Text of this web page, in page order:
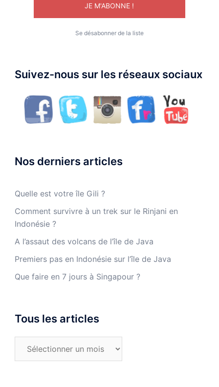
Se désabonner de la liste
Suivez-nous sur les réseaux sociaux
Nos derniers articles
Quelle est votre île Gili ?
Comment survivre à un trek sur le Rinjani en
Indonésie ?
A l’assaut des volcans de l’île de Java
Premiers pas en Indonésie sur l’île de Java
Que faire en 7 jours à Singapour ?
Tous les articles